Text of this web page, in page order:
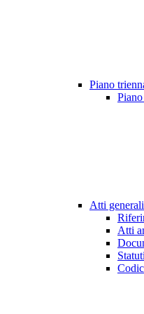
Piano
Atti generali
Atti